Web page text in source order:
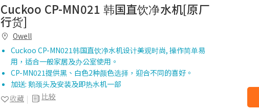
Cuckoo CP-MN021 韩国直饮净水机[原厂
行货]
Owell
Cuckoo CP-MN021韩国直饮净水机设计美观时尚, 操作简单易
用，适合一般家居及办公室使用。
CP-MN021提供黑、白色2种颜色选择，迎合不同的喜好。
加送: 鹅颈头及安装及即热水机一部
比较
收藏